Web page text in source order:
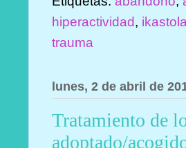
hiperactividad,
trauma
lunes, 2 de abril de
Tratamiento de
adoptado/